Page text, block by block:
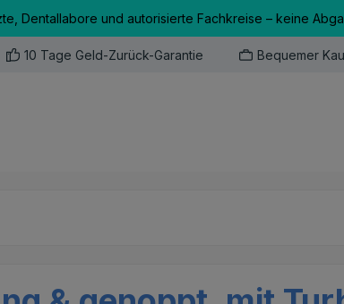
Dentallabore und autorisierte Fachkreise – keine
10 Tage Geld-Zurück-Garantie Bequemer